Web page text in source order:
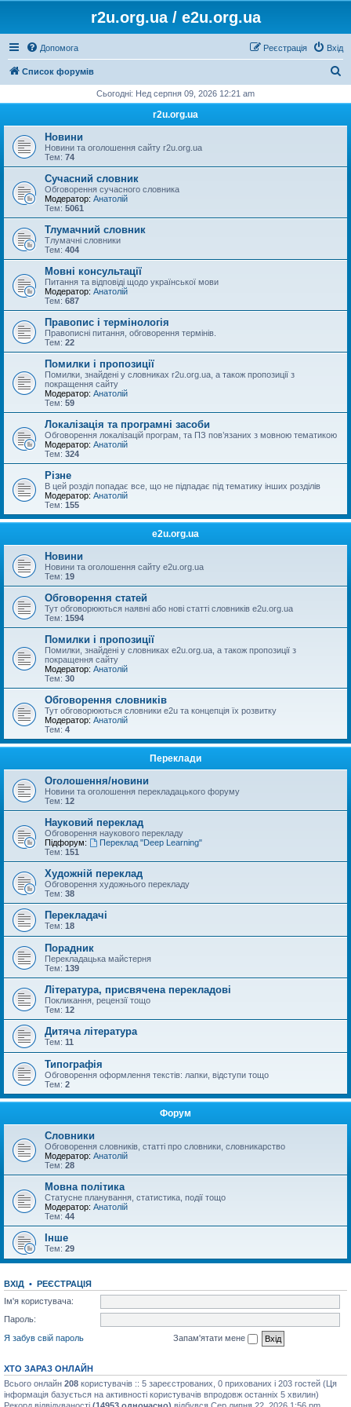
r2u.org.ua / e2u.org.ua
Допомога Вхід
Реєстрація
Список форумів
у
Сьогодні: Нед серпня 09, 2026 12:21 am
r2u.org.ua
Новини
Новини та оголошення сайту r2u.org.ua
Тем: 74
Сучасний словник
Обговорення сучасного словника
Модератор: Анатолій
Тем: 5061
Тлумачний словник
Тлумачні словники
Тем: 404
Мовні консультації
Питання та відповіді щодо української мови
Модератор: Анатолій
Тем: 687
Правопис і термінологія
Правописні питання, обговорення термінів.
Тем: 22
Помилки і пропозиції
Помилки, знайдені у словниках r2u.org.ua, а також пропозиції з
покращення сайту
Модератор: Анатолій
Тем: 59
Локалізація та програмні засоби
Обговорення локалізацій програм, та ПЗ пов’язаних з мовною тематикою
Модератор: Анатолій
Тем: 324
Різне
В цей розділ попадає все, що не підпадає під тематику інших розділів
Модератор: Анатолій
Тем: 155
e2u.org.ua
Новини
Новини та оголошення сайту e2u.org.ua
Тем: 19
Обговорення статей
Тут обговорюються наявні або нові статті словників e2u.org.ua
Тем: 1594
Помилки і пропозиції
Помилки, знайдені у словниках e2u.org.ua, а також пропозиції з
покращення сайту
Модератор: Анатолій
Тем: 30
Обговорення словників
Тут обговорюються словники e2u та концепція їх розвитку
Модератор: Анатолій
Тем: 4
Переклади
Оголошення/новини
Новини та оголошення перекладацького форуму
Тем: 12
Науковий переклад
Обговорення наукового перекладу
Підфорум:
Переклад "Deep Learning"
Тем: 151
Художній переклад
Обговорення художнього перекладу
Тем: 38
Перекладачі
Тем: 18
Порадник
Перекладацька майстерня
Тем: 139
Література, присвячена перекладові
Покликання, рецензії тощо
Тем: 12
Дитяча література
Тем: 11
Типографія
Обговорення оформлення текстів: лапки, відступи тощо
Тем: 2
Форум
Словники
Обговорення словників, статті про словники, словникарство
Модератор: Анатолій
Тем: 28
Мовна політика
Статусне планування, статистика, події тощо
Модератор: Анатолій
Тем: 44
Інше
Тем: 29
ВХІД • РЕЄСТРАЦІЯ
Ім'я користувача:
Пароль:
Я забув свій пароль
Запам'ятати мене
ХТО ЗАРАЗ ОНЛАЙН
Всього онлайн 208 користувачів :: 5 зареєстрованих, 0 прихованих і 203 гостей (Ця
інформація базується на активності користувачів впродовж останніх 5 хвилин)
Рекорд відвідуваності (14953 одночасно) відбувся Сер липня 22, 2026 1:56 pm